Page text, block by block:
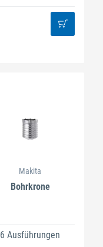
Makita
Bohrkrone
6 Ausführungen